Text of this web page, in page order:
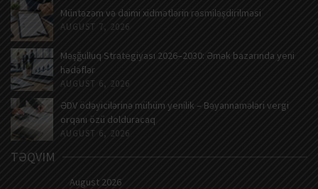
Müntəzəm və daimi xidmətlərin rəsmiləşdirilməsi
AUGUST 7, 2026
Məşğulluq Strategiyası 2026–2030: Əmək bazarında yeni
hədəflər
AUGUST 6, 2026
ƏDV ödəyicilərinə mühüm yenilik – Bəyannamələri vergi
orqanı özü dolduracaq
AUGUST 6, 2026
TƏQVIM
August 2026